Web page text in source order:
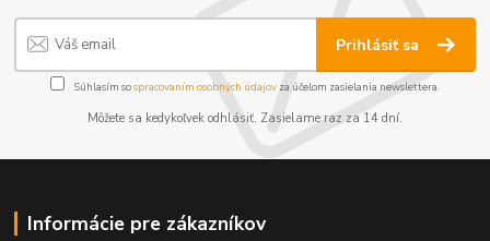
Prihlásiť sa
Súhlasím sospracovaním osobných údajov za účelom zasielania newslettera.
Môžete sa kedykoľvek odhlásiť. Zasielame raz za 14 dní.
Informácie pre zákazníkov